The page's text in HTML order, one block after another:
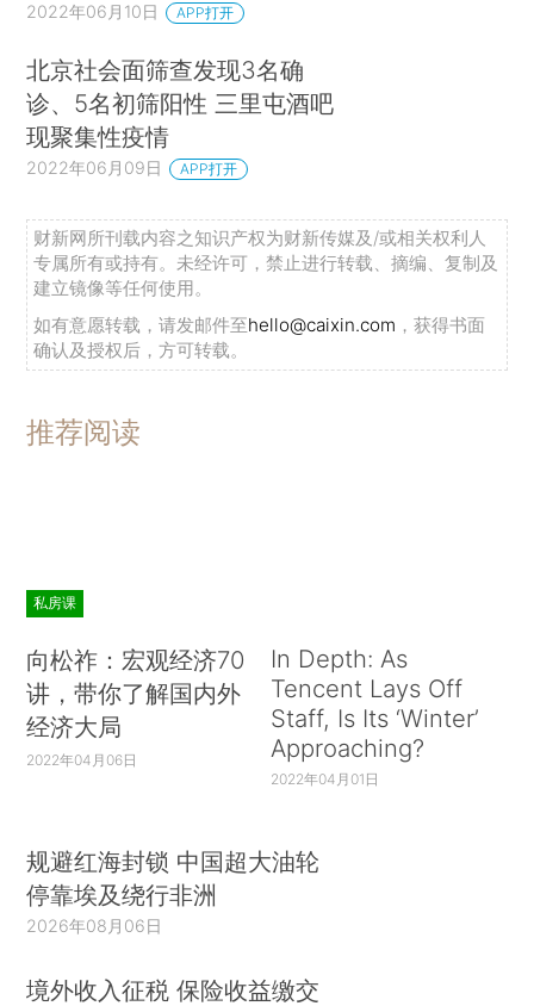
2022年06月10日 APP打开
北京社会面筛查发现3名确
诊、5名初筛阳性 三里屯酒吧
现聚集性疫情
2022年06月09日 APP打开
财新网所刊载内容之知识产权为财新传媒及/或相关权利人
专属所有或持有。未经许可，禁止进行转载、摘编、复制及
建立镜像等任何使用。
如有意愿转载，请发邮件至hello@caixin.com ，获得书面
确认及授权后，方可转载。
推荐阅读
私房课
向松祚：宏观经济70
讲，带你了解国内外
经济大局
2022年04月06日
In Depth: As
Tencent Lays Off
Staff, Is Its ‘Winter’
Approaching?
2022年04月01日
规避红海封锁 中国超大油轮
停靠埃及绕行非洲
2026年08月06日
境外收入征税 保险收益缴交